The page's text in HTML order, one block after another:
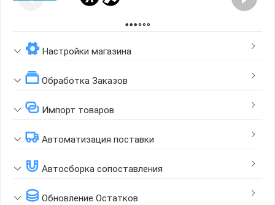
Настройки магазина
Обработка Заказов
Импорт товаров
Автоматизация поставки
Автосборка сопоставления
Обновление Остатков